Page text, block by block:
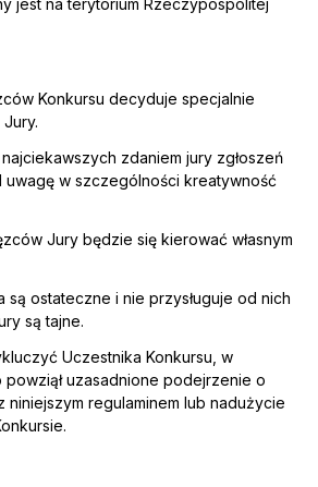
jest na terytorium Rzeczypospolitej
Konkursu decyduje specjalnie
zdaniem jury zgłoszeń
w szczególności kreatywność
Jury będzie się kierować własnym
są ostateczne i nie przysługuje od nich
są tajne.
Uczestnika Konkursu, w
uzasadnione podejrzenie o
niniejszym regulaminem lub nadużycie